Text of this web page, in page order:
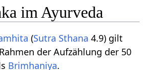
im Ayurveda
(Sutra Sthana 4.9) gilt
der Aufzählung der 50
Brimhaniya.